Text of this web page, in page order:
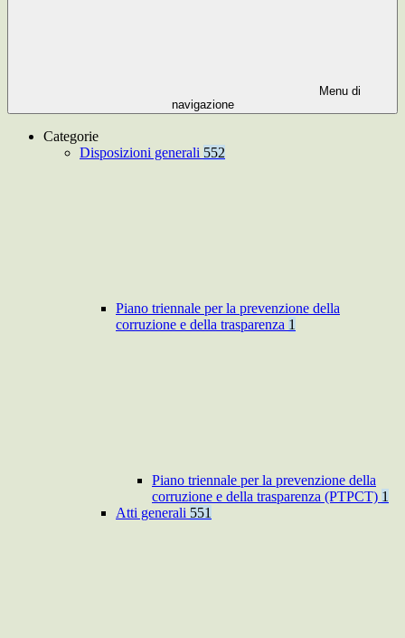
Menu di
navigazione
Categorie
Disposizioni generali 552
Piano triennale per la prevenzione della
corruzione e della trasparenza 1
Piano triennale per la prevenzione della
corruzione e della trasparenza (PTPCT) 1
Atti generali 551